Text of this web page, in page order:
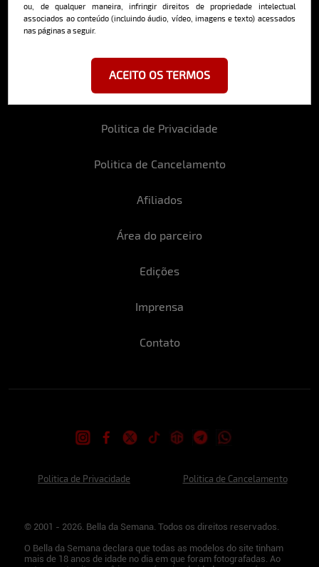
ou, de qualquer maneira, infringir direitos de propriedade intelectual
associados ao conteúdo (incluindo áudio, vídeo, imagens e texto) acessados
nas páginas a seguir.
ACEITO OS TERMOS
Politica de Privacidade
Politica de Cancelamento
Afiliados
Área do parceiro
Edições
Imprensa
Contato
Ao se cadastrar, você concorda em receber emails da Bella da Semana
e aceita nossos termos de uso da web e política de privacidade e
Politica de Privacidade Politica de Cancelamento
© 2001 - 2026. Bella da Semana. Todos os direitos reservados.
O Bella da Semana declara que todas as modelos do site tinham
mais de 18 anos de idade no dia em que foram fotografadas. Ao